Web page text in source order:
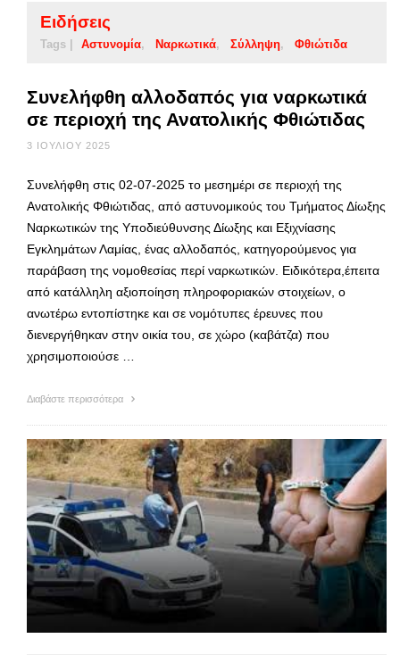
Ειδήσεις
Tags | Αστυνομία Ναρκωτικά Σύλληψη Φθιώτιδα
Συνελήφθη αλλοδαπός για ναρκωτικά
σε περιοχή της Ανατολικής Φθιώτιδας
3 ΙΟΥΛΊΟΥ 2025
Συνελήφθη στις 02-07-2025 το μεσημέρι σε περιοχή της
Ανατολικής Φθιώτιδας, από αστυνομικούς του Τμήματος Δίωξης
Ναρκωτικών της Υποδιεύθυνσης Δίωξης και Εξιχνίασης
Εγκλημάτων Λαμίας, ένας αλλοδαπός, κατηγορούμενος για
παράβαση της νομοθεσίας περί ναρκωτικών. Ειδικότερα,έπειτα
από κατάλληλη αξιοποίηση πληροφοριακών στοιχείων, ο
ανωτέρω εντοπίστηκε και σε νομότυπες έρευνες που
διενεργήθηκαν στην οικία του, σε χώρο (καβάτζα) που
χρησιμοποιούσε …
Διαβάστε περισσότερα